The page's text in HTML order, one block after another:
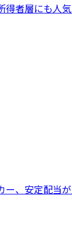
者層にも人気
、安定配当が